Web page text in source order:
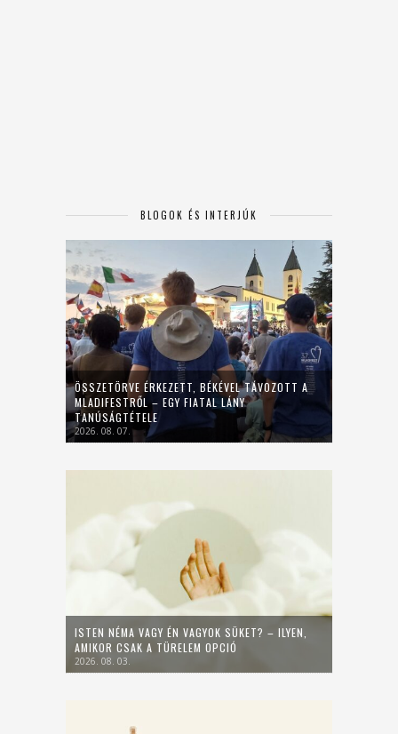
BLOGOK ÉS INTERJÚK
ÖSSZETÖRVE ÉRKEZETT, BÉKÉVEL TÁVOZOTT A
MLADIFESTRŐL – EGY FIATAL LÁNY
TANÚSÁGTÉTELE
2026. 08. 07.
ISTEN NÉMA VAGY ÉN VAGYOK SÜKET? – ILYEN,
AMIKOR CSAK A TÜRELEM OPCIÓ
2026. 08. 03.